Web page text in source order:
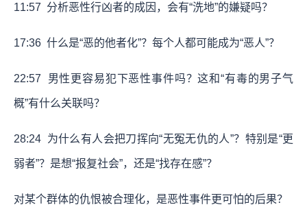
11:57 分析恶性行凶者的成因，会有“洗地”的嫌疑吗？
17:36 什么是“恶的他者化”？每个人都可能成为“恶人”？
22:57 男性更容易犯下恶性事件吗？这和“有毒的男子气
概”有什么关联吗？
28:24 为什么有人会把刀挥向“无冤无仇的人”？特别是“更
弱者”？是想“报复社会”，还是“找存在感”？
对某个群体的仇恨被合理化，是恶性事件更可怕的后果？